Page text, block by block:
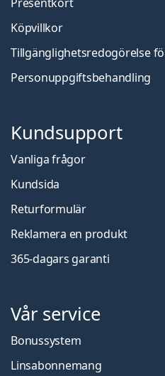
Köpvillkor
Tillgänglighetsredogörelse
Personuppgiftsbehandling
Kundsupport
Vanliga frågor
Kundsida
Returformulär
Reklamera en produkt
365-dagars garanti
Vår service
Bonussystem
Linsabonnemang